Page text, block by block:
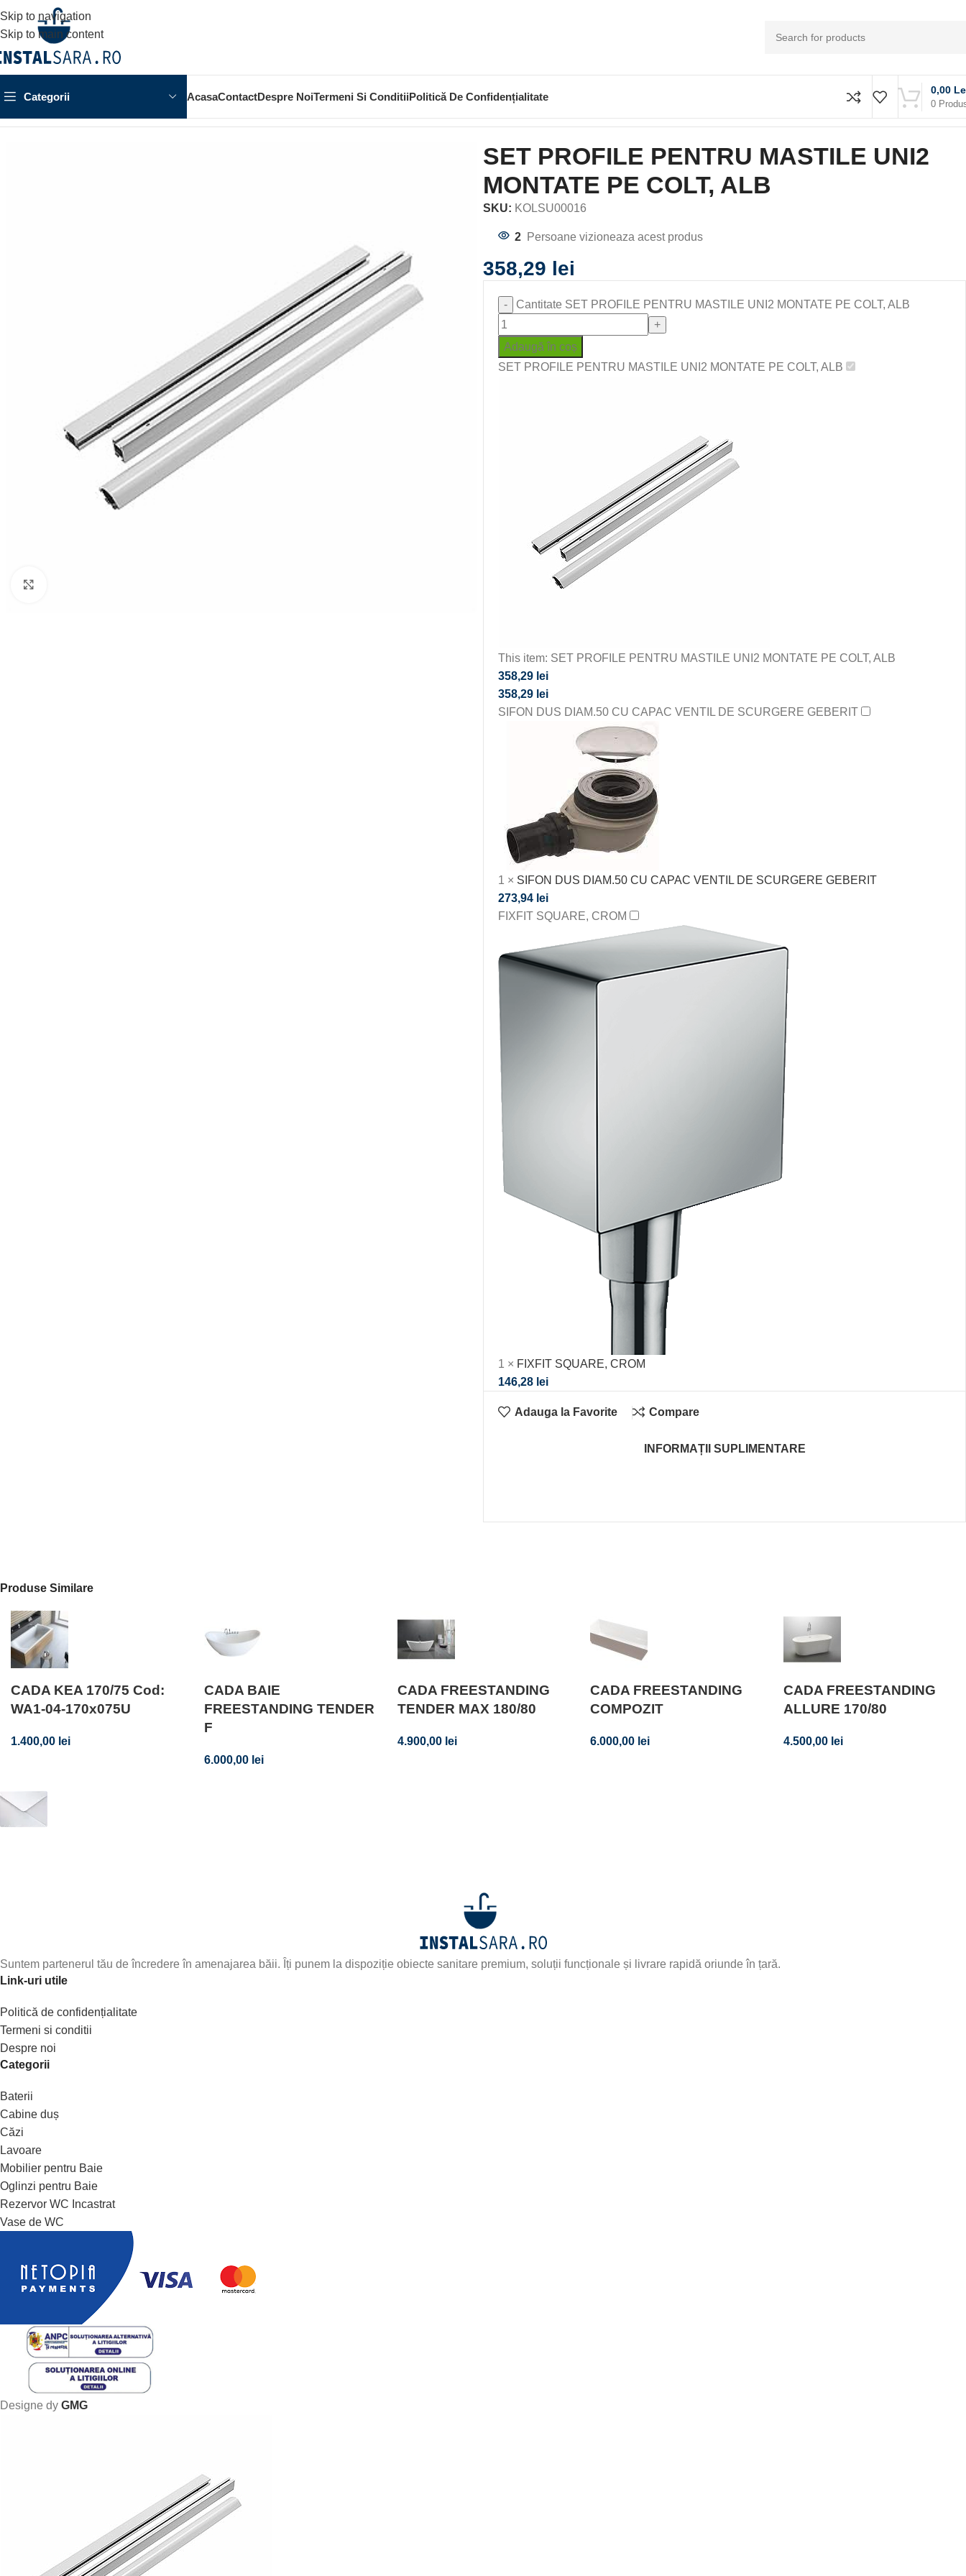
Skip to navigation
Skip to main content
Categorii AcasaContactDespre NoiTermeni Si ConditiiPolitică De Confidențialitate
0
0,00
SET PROFILE PENTRU MASTILE UNI2
MONTATE PE COLT, ALB
SKU: KOLSU00016
2 Persoane vizioneaza acest produs
358,29 lei
Cantitate SET PROFILE PENTRU MASTILE UNI2 MONTATE PE COLT, ALB
Adaugă în coș
SET PROFILE PENTRU MASTILE UNI2 MONTATE PE COLT, ALB
This item: SET PROFILE PENTRU MASTILE UNI2 MONTATE PE COLT, ALB
358,29 lei
358,29 lei
SIFON DUS DIAM.50 CU CAPAC VENTIL DE SCURGERE GEBERIT
1 × SIFON DUS DIAM.50 CU CAPAC VENTIL DE SCURGERE GEBERIT
273,94 lei
FIXFIT SQUARE, CROM
1 × FIXFIT SQUARE, CROM
146,28 lei
Adauga la Favorite Compare
INFORMAȚII SUPLIMENTARE
Produse Similare
CADA KEA 170/75 Cod:
WA1-04-170x075U
1.400,00 lei
CADA BAIE
FREESTANDING TENDER
F
6.000,00 lei
CADA FREESTANDING
TENDER MAX 180/80
4.900,00 lei
CADA FREESTANDING
COMPOZIT
6.000,00 lei
CADA FREESTANDING
ALLURE 170/80
4.500,00 lei
Suntem partenerul tău de încredere în amenajarea băii. Îți punem la dispoziție obiecte sanitare premium, soluții funcționale și livrare rapidă oriunde în țară.
Link-uri utile
Politică de confidențialitate
Termeni si conditii
Despre noi
Categorii
Baterii
Cabine duș
Căzi
Lavoare
Mobilier pentru Baie
Oglinzi pentru Baie
Rezervor WC Incastrat
Vase de WC
Designe dy GMG